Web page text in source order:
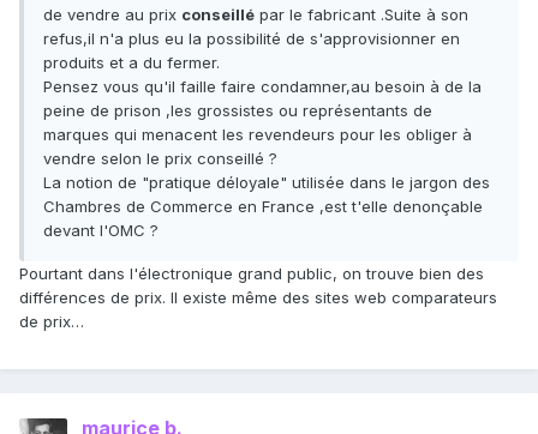
de vendre au prix conseillé par le fabricant .Suite à son
refus,il n'a plus eu la possibilité de s'approvisionner en
produits et a du fermer.
Pensez vous qu'il faille faire condamner,au besoin à de la
peine de prison ,les grossistes ou représentants de
marques qui menacent les revendeurs pour les obliger à
vendre selon le prix conseillé ?
La notion de "pratique déloyale" utilisée dans le jargon des
Chambres de Commerce en France ,est t'elle denonçable
devant l'OMC ?
Pourtant dans l'électronique grand public, on trouve bien des
différences de prix. Il existe même des sites web comparateurs
de prix…
maurice b.